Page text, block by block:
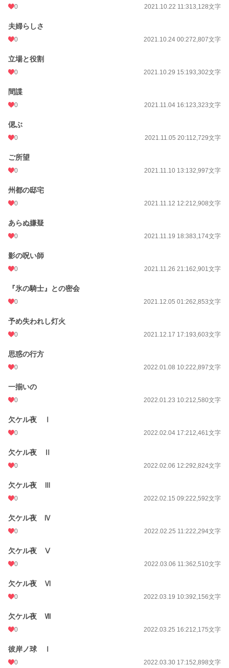
0 2021.10.22 11:313,128文字
夫婦らしさ
0 2021.10.24 00:272,807文字
立場と役割
0 2021.10.29 15:193,302文字
間諜
0 2021.11.04 16:123,323文字
偲ぶ
0 2021.11.05 20:112,729文字
ご所望
0 2021.11.10 13:132,997文字
州都の邸宅
0 2021.11.12 12:212,908文字
あらぬ嫌疑
0 2021.11.19 18:383,174文字
影の呪い師
0 2021.11.26 21:162,901文字
『氷の騎士』との密会
0 2021.12.05 01:262,853文字
予め失われし灯火
0 2021.12.17 17:193,603文字
思惑の行方
0 2022.01.08 10:222,897文字
一揃いの
0 2022.01.23 10:212,580文字
欠ケル夜 Ⅰ
0 2022.02.04 17:212,461文字
欠ケル夜 Ⅱ
0 2022.02.06 12:292,824文字
欠ケル夜 Ⅲ
0 2022.02.15 09:222,592文字
欠ケル夜 Ⅳ
0 2022.02.25 11:222,294文字
欠ケル夜 Ⅴ
0 2022.03.06 11:362,510文字
欠ケル夜 Ⅵ
0 2022.03.19 10:392,156文字
欠ケル夜 Ⅶ
0 2022.03.25 16:212,175文字
彼岸ノ球 Ⅰ
0 2022.03.30 17:152,898文字